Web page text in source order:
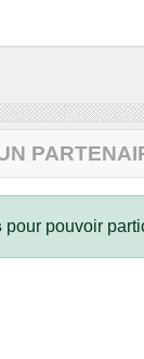
pour pouvoir